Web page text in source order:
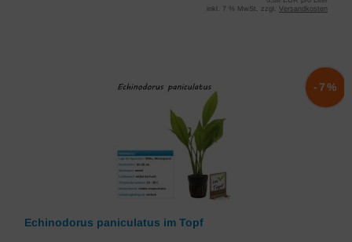
inkl. 7 % MwSt. zzgl. Versandkosten
Echinodorus paniculatus im Topf
-7%